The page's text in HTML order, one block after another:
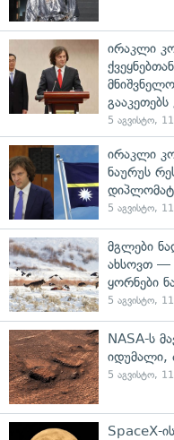
ირაკლი
5 აგვისტო,
ირაკლი
ნაურუს
5 აგვისტო,
მგლები
ახსოვთ —
ყორნები
5 აგვისტო,
NASA-ს
იდუმალი,
5 აგვისტო,
SpaceX-